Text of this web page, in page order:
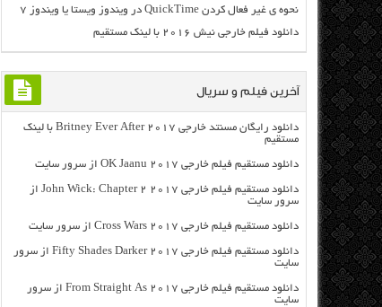
نحوه ی غیر فعال کردن QuickTime در ویندوز ویستا یا ویندوز ۷
دانلود فیلم خارجی نیش ۲۰۱۶ با لینک مستقیم
آخرین فیلم و سریال
دانلود رایگان مسنتد خارجی Britney Ever After 2017 با لینک
مستقیم
دانلود مستقیم فیلم خارجی OK Jaanu 2017 از سرور سایت
دانلود مستقیم فیلم خارجی John Wick: Chapter 2 2017 از
سرور سایت
دانلود مستقیم فیلم خارجی Cross Wars 2017 از سرور سایت
دانلود مستقیم فیلم خارجی Fifty Shades Darker 2017 از سرور
سایت
دانلود مستقیم فیلم خارجی From Straight As 2017 از سرور
سایت